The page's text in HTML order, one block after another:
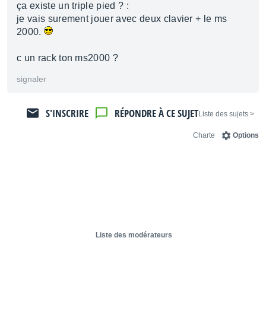
ça existe un triple pied ? :
je vais surement jouer avec deux clavier + le ms
2000.
c un rack ton ms2000 ?
signaler
< Liste des sujets
RÉPONDRE À CE SUJET
S'INSCRIRE
Options
Charte
Liste des modérateurs